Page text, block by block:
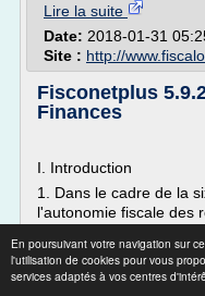
En poursuivant votre navigation sur
l'utilisation de cookies pour vous
services adaptés à vos centres
Lire la suite
Date: 2018-01-31
Site : http://
Fisconetplus
Finances
I. Introduction
1. Dans le cadre de la
l'autonomie fiscale des
élargie. Ainsi, suite à
financement, les
supplémentaires via la